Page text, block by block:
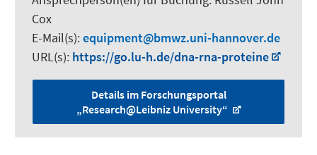
Cox
E-Mail(s):equipment
bmwz.uni-hannover.de
URL(s): https://go.lu-h.de/dna-rna-proteine
Details im Forschungsportal
„Research@Leibniz University“